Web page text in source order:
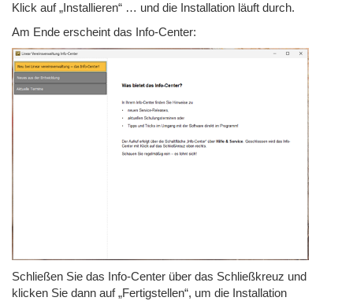
Klick auf „Installieren“ … und die Installation läuft durch.
Am Ende erscheint das Info-Center:
Schließen Sie das Info-Center über das Schließkreuz und
klicken Sie dann auf „Fertigstellen“, um die Installation